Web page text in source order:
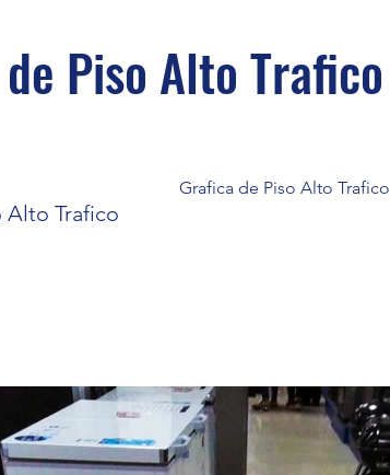
Piso Alto Trafico
Alto Trafico
Grafica de Piso Alto Trafico